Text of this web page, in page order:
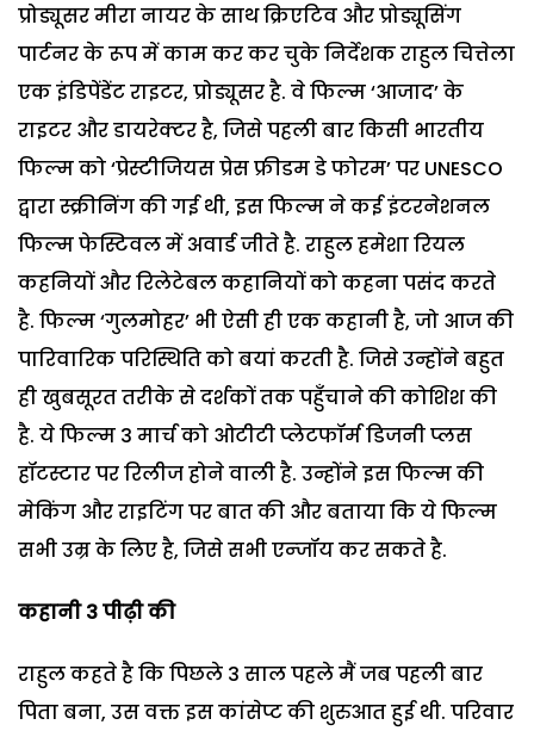
प्रोड्यूसर मीरा नायर के साथ क्रिएटिव और प्रोड्यूसिंग
पार्टनर के रूप में काम कर कर चुके निर्देशक राहुल चित्तेला
एक इंडिपेंडेंट राइटर, प्रोड्यूसर है. वे फिल्म ‘आजाद’ के
राइटर और डायरेक्टर है, जिसे पहली बार किसी भारतीय
फिल्म को ‘प्रेस्टीजियस प्रेस फ्रीडम डे फोरम’ पर UNESCO
द्वारा स्क्रीनिंग की गई थी, इस फिल्म ने कई इंटरनेशनल
फिल्म फेस्टिवल में अवार्ड जीते है. राहुल हमेशा रियल
कहनियों और रिलेटेबल कहानियों को कहना पसंद करते
है. फिल्म ‘गुलमोहर’ भी ऐसी ही एक कहानी है, जो आज की
पारिवारिक परिस्थिति को बयां करती है. जिसे उन्होंने बहुत
ही खुबसूरत तरीके से दर्शकों तक पहुँचाने की कोशिश की
है. ये फिल्म 3 मार्च को ओटीटी प्लेटफॉर्म डिजनी प्लस
हॉटस्टार पर रिलीज होने वाली है. उन्होंने इस फिल्म की
मेकिंग और राइटिंग पर बात की और बताया कि ये फिल्म
सभी उम्र के लिए है, जिसे सभी एन्जॉय कर सकते है.
कहानी 3 पीढ़ी की
राहुल कहते है कि पिछले 3 साल पहले मैं जब पहली बार
पिता बना, उस वक्त इस कांसेप्ट की शुरुआत हुई थी. परिवार